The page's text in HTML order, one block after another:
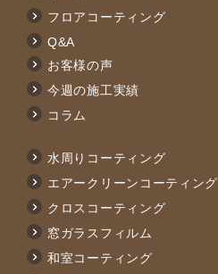
フロアコーティング
Q&A
お客様の声
今週の施工実績
コラム
水周りコーティング
エアークリーンコーティング
クロスコーティング
窓ガラスフィルム
和室コーティング